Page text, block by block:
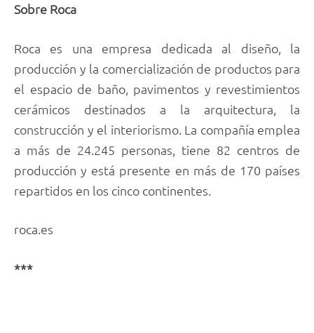
Sobre Roca
Roca es una empresa dedicada al diseño, la
producción y la comercialización de productos para
el espacio de baño, pavimentos y revestimientos
cerámicos destinados a la arquitectura, la
construcción y el interiorismo. La compañía emplea
a más de 24.245 personas, tiene 82 centros de
producción y está presente en más de 170 países
repartidos en los cinco continentes.
roca.es
***